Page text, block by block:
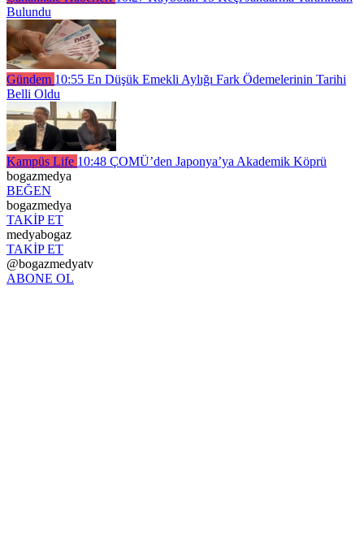
Bulundu
Gündem 10:55 En Düşük Emekli Aylığı Fark Ödemelerinin Tarihi
Belli Oldu
Kampüs Life 10:48 ÇOMÜ’den Japonya’ya Akademik Köprü
bogazmedya
BEĞEN
bogazmedya
TAKİP ET
medyabogaz
TAKİP ET
@bogazmedyatv
ABONE OL